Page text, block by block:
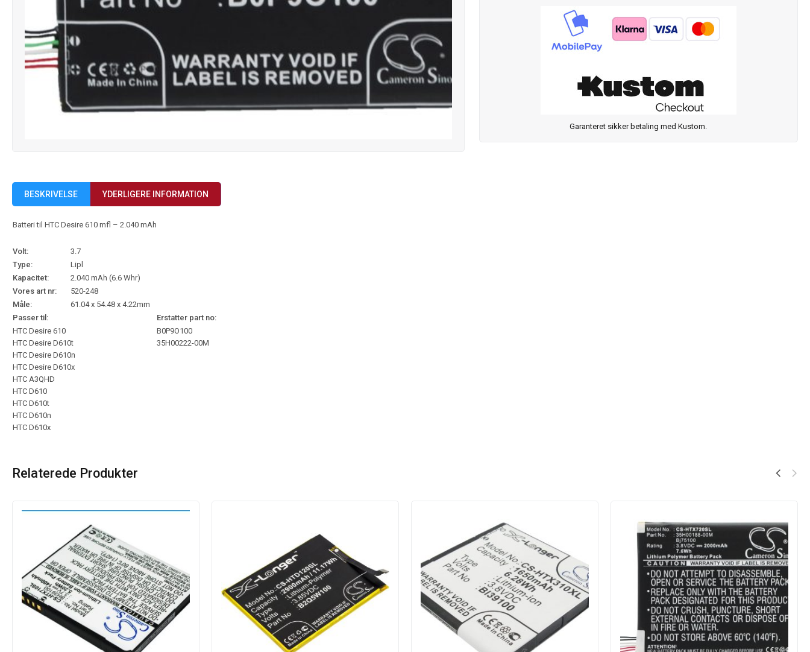
Garanteret sikker betaling med Kustom.
BESKRIVELSE YDERLIGERE INFORMATION
Batteri til HTC Desire 610 mfl – 2.040 mAh
Volt:
3.7
Type:
Lipl
Kapacitet:
2.040 mAh (6.6 Whr)
Vores art nr:
520-248
Måle:
61.04 x 54.48 x 4.22mm
Passer til:
Erstatter part no:
HTC Desire 610
HTC Desire D610t
HTC Desire D610n
HTC Desire D610x
HTC A3QHD
HTC D610
HTC D610t
HTC D610n
HTC D610x
B0P9O100
35H00222-00M
Relaterede Produkter